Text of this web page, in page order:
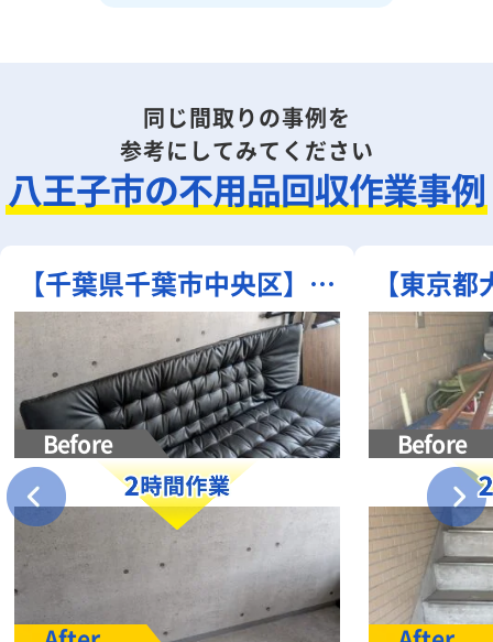
同じ間取りの事例を
参考にしてみてください
八王子市の不用品回収作業事例
【千葉県千葉市中央区】不
用品回収事例｜ソファ単品
回収
【東京
収事例｜
を残